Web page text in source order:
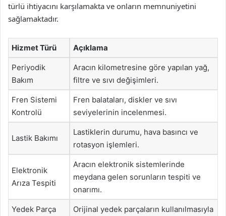
türlü ihtiyacını karşılamakta ve onların memnuniyetini
sağlamaktadır.
Hizmet Türü Açıklama
Periyodik
Bakım
Aracın kilometresine göre yapılan yağ,
filtre ve sıvı değişimleri.
Fren Sistemi
Kontrolü
Fren balataları, diskler ve sıvı
seviyelerinin incelenmesi.
Lastik Bakımı
Lastiklerin durumu, hava basıncı ve
rotasyon işlemleri.
Elektronik
Arıza Tespiti
Aracın elektronik sistemlerinde
meydana gelen sorunların tespiti ve
onarımı.
Yedek Parça
Orijinal yedek parçaların kullanılmasıyla